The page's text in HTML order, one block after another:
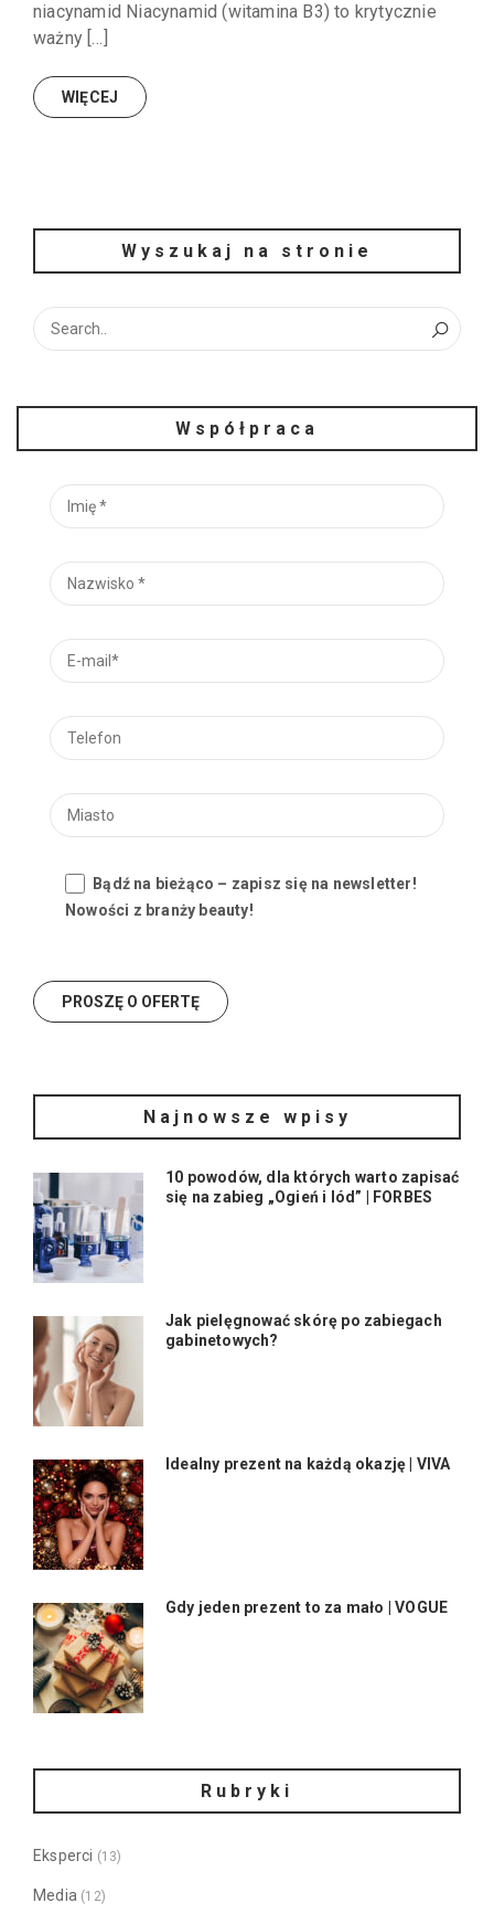
niacynamid Niacynamid (witamina B3) to krytycznie
ważny […]
WIĘCEJ
Wyszukaj na stronie
Współpraca
Bądź na bieżąco – zapisz się na newsletter!
Nowości z branży beauty!
Najnowsze wpisy
10 powodów, dla których warto zapisać
się na zabieg „Ogień i lód” | FORBES
Jak pielęgnować skórę po zabiegach
gabinetowych?
Idealny prezent na każdą okazję | VIVA
Gdy jeden prezent to za mało | VOGUE
Rubryki
Eksperci (13)
Media (12)